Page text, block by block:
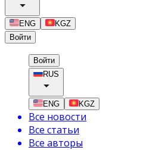
ENG
KGZ
Войти
Войти
RUS
ENG KGZ
Все новости
Все статьи
Все авторы